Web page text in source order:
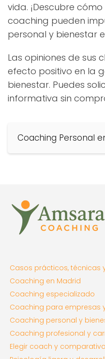
vida. ¡Descubre
coaching pueden
personal y bienestar
Las opiniones de sus
efecto positivo en la
bienestar. Puedes
informativa sin
Coaching Personal
Casos prácticos, técnicas
Coaching en Madrid
Coaching especializado
Coaching para empresas
Coaching personal y
Coaching profesional y
Elegir coach y